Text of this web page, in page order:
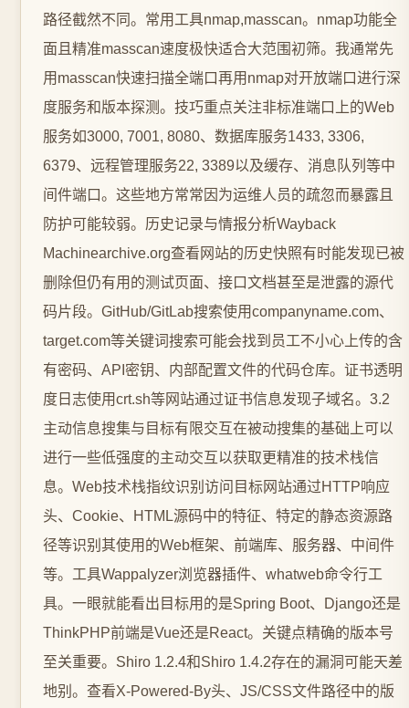
路径截然不同。常用工具nmap,masscan。nmap功能全
面且精准masscan速度极快适合大范围初筛。我通常先
用masscan快速扫描全端口再用nmap对开放端口进行深
度服务和版本探测。技巧重点关注非标准端口上的Web
服务如3000, 7001, 8080、数据库服务1433, 3306,
6379、远程管理服务22, 3389以及缓存、消息队列等中
间件端口。这些地方常常因为运维人员的疏忽而暴露且
防护可能较弱。历史记录与情报分析Wayback
Machinearchive.org查看网站的历史快照有时能发现已被
删除但仍有用的测试页面、接口文档甚至是泄露的源代
码片段。GitHub/GitLab搜索使用companyname.com、
target.com等关键词搜索可能会找到员工不小心上传的含
有密码、API密钥、内部配置文件的代码仓库。证书透明
度日志使用crt.sh等网站通过证书信息发现子域名。3.2
主动信息搜集与目标有限交互在被动搜集的基础上可以
进行一些低强度的主动交互以获取更精准的技术栈信
息。Web技术栈指纹识别访问目标网站通过HTTP响应
头、Cookie、HTML源码中的特征、特定的静态资源路
径等识别其使用的Web框架、前端库、服务器、中间件
等。工具Wappalyzer浏览器插件、whatweb命令行工
具。一眼就能看出目标用的是Spring Boot、Django还是
ThinkPHP前端是Vue还是React。关键点精确的版本号
至关重要。Shiro 1.2.4和Shiro 1.4.2存在的漏洞可能天差
地别。查看X-Powered-By头、JS/CSS文件路径中的版